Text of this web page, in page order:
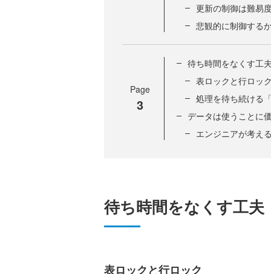
更新の制御は難易
悲観的に制御する
Page
3
待ち時間をなくす工
表ロックと行ロッ
処理を待ち続ける
データは使うことに
エンジニアが考え
待ち時間をなくす工夫
表ロックと行ロック